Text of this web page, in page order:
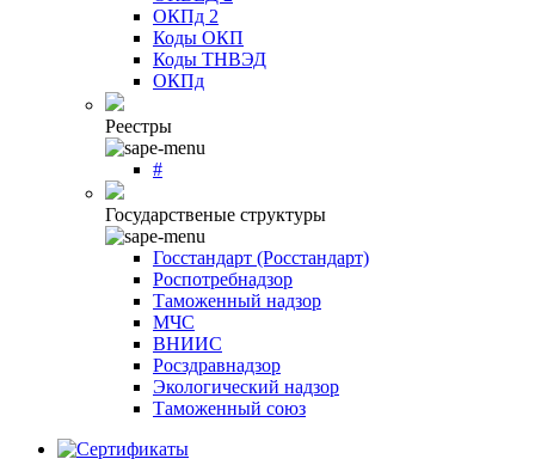
ОКПд 2
Коды ОКП
Коды ТНВЭД
ОКПд
Реестры
#
Государственые структуры
Госстандарт (Росстандарт)
Роспотребнадзор
Таможенный надзор
МЧС
ВНИИС
Росздравнадзор
Экологический надзор
Таможенный союз